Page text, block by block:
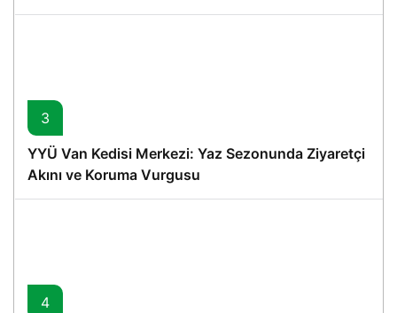
3
YYÜ Van Kedisi Merkezi: Yaz Sezonunda Ziyaretçi
Akını ve Koruma Vurgusu
4